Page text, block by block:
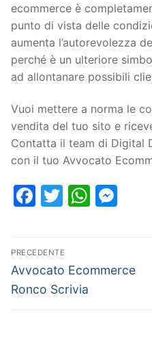
ecommerce è
punto di vista delle
aumenta l’autorevolezza
perché è un ulteriore
ad allontanare possibili
Vuoi mettere a norma le
vendita del tuo sito e
Contatta il team di Digital
con il tuo Avvocato
Facebook
Twitter
PRECEDENTE
Avvocato Ecommerce
Ronco Scrivia